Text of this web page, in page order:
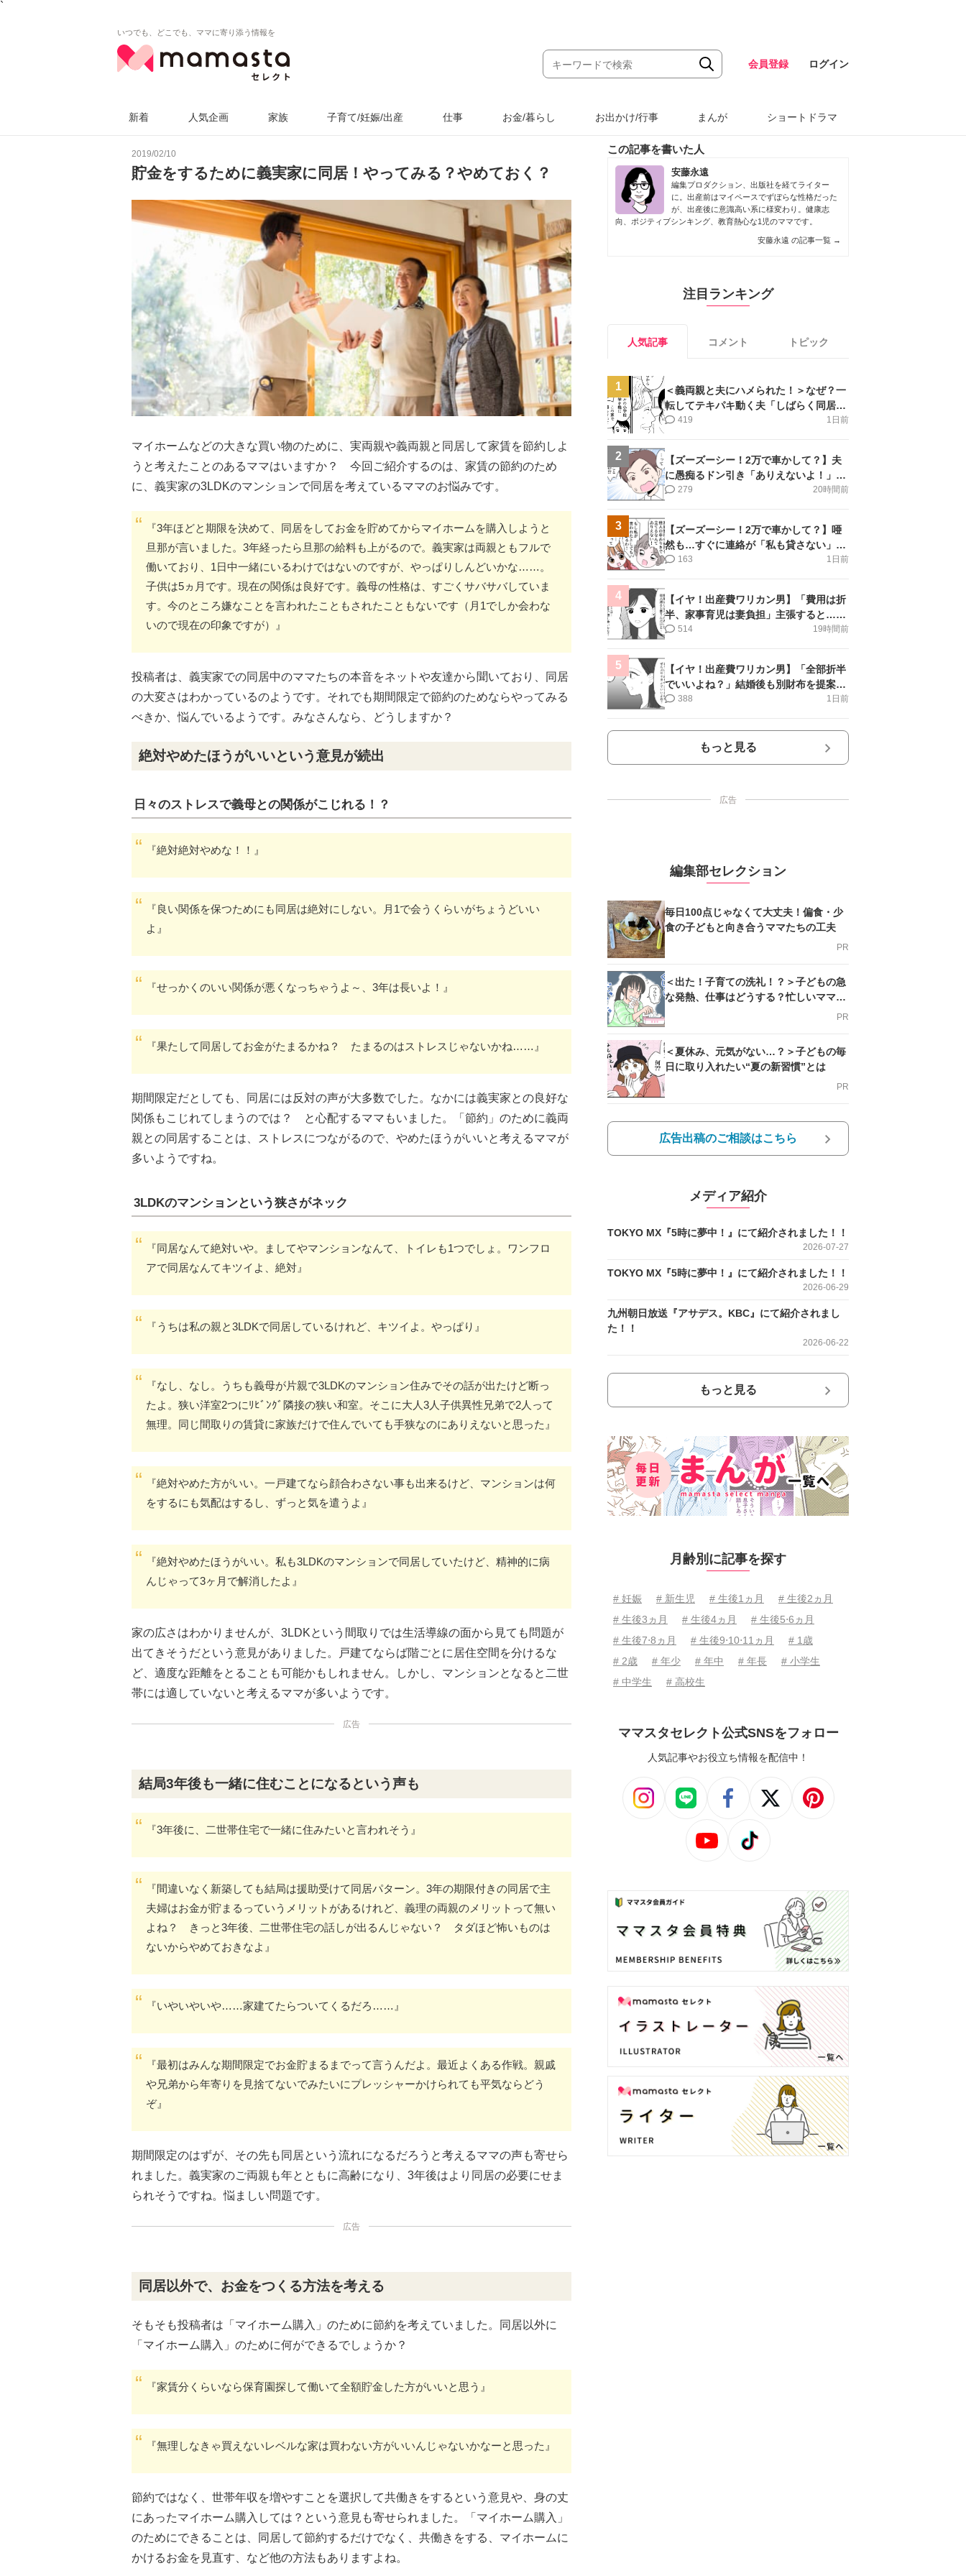
`
いつでも、どこでも、ママに寄り添う情報を
会員登録 ログイン
新着 人気企画 家族 子育て/妊娠/出産 仕事 お金/暮らし お出かけ/行事 まんが ショートドラマ
2019/02/10
貯金をするために義実家に同居！やってみる？やめておく？
マイホームなどの大きな買い物のために、実両親や義両親と同居して家賃を節約しよ
うと考えたことのあるママはいますか？ 今回ご紹介するのは、家賃の節約のため
に、義実家の3LDKのマンションで同居を考えているママのお悩みです。
『3年ほどと期限を決めて、同居をしてお金を貯めてからマイホームを購入しようと
旦那が言いました。3年経ったら旦那の給料も上がるので。義実家は両親ともフルで
働いており、1日中一緒にいるわけではないのですが、やっぱりしんどいかな……。
子供は5ヵ月です。現在の関係は良好です。義母の性格は、すごくサバサバしていま
す。今のところ嫌なことを言われたこともされたこともないです（月1でしか会わな
いので現在の印象ですが）』
投稿者は、義実家での同居中のママたちの本音をネットや友達から聞いており、同居
の大変さはわかっているのようです。それでも期間限定で節約のためならやってみる
べきか、悩んでいるようです。みなさんなら、どうしますか？
絶対やめたほうがいいという意見が続出
日々のストレスで義母との関係がこじれる！？
『絶対絶対やめな！！』
『良い関係を保つためにも同居は絶対にしない。月1で会うくらいがちょうどいい
よ』
『せっかくのいい関係が悪くなっちゃうよ～、3年は長いよ！』
『果たして同居してお金がたまるかね？ たまるのはストレスじゃないかね……』
期間限定だとしても、同居には反対の声が大多数でした。なかには義実家との良好な
関係もこじれてしまうのでは？ と心配するママもいました。「節約」のために義両
親との同居することは、ストレスにつながるので、やめたほうがいいと考えるママが
多いようですね。
3LDKのマンションという狭さがネック
『同居なんて絶対いや。ましてやマンションなんて、トイレも1つでしょ。ワンフロ
アで同居なんてキツイよ、絶対』
『うちは私の親と3LDKで同居しているけれど、キツイよ。やっぱり』
『なし、なし。うちも義母が片親で3LDKのマンション住みでその話が出たけど断っ
たよ。狭い洋室2つにﾘﾋﾞﾝｸﾞ隣接の狭い和室。そこに大人3人子供異性兄弟で2人って
無理。同じ間取りの賃貸に家族だけで住んでいても手狭なのにありえないと思った』
『絶対やめた方がいい。一戸建てなら顔合わさない事も出来るけど、マンションは何
をするにも気配はするし、ずっと気を遣うよ』
『絶対やめたほうがいい。私も3LDKのマンションで同居していたけど、精神的に病
んじゃって3ヶ月で解消したよ』
家の広さはわかりませんが、3LDKという間取りでは生活導線の面から見ても問題が
出てきそうだという意見がありました。戸建てならば階ごとに居住空間を分けるな
ど、適度な距離をとることも可能かもしれません。しかし、マンションとなると二世
帯には適していないと考えるママが多いようです。
広告
結局3年後も一緒に住むことになるという声も
『3年後に、二世帯住宅で一緒に住みたいと言われそう』
『間違いなく新築しても結局は援助受けて同居パターン。3年の期限付きの同居で主
夫婦はお金が貯まるっていうメリットがあるけれど、義理の両親のメリットって無い
よね？ きっと3年後、二世帯住宅の話しが出るんじゃない？ タダほど怖いものは
ないからやめておきなよ』
『いやいやいや……家建てたらついてくるだろ……』
『最初はみんな期間限定でお金貯まるまでって言うんだよ。最近よくある作戦。親戚
や兄弟から年寄りを見捨てないでみたいにプレッシャーかけられても平気ならどう
ぞ』
期間限定のはずが、その先も同居という流れになるだろうと考えるママの声も寄せら
れました。義実家のご両親も年とともに高齢になり、3年後はより同居の必要にせま
られそうですね。悩ましい問題です。
広告
同居以外で、お金をつくる方法を考える
そもそも投稿者は「マイホーム購入」のために節約を考えていました。同居以外に
「マイホーム購入」のために何ができるでしょうか？
『家賃分くらいなら保育園探して働いて全額貯金した方がいいと思う』
『無理しなきゃ買えないレベルな家は買わない方がいいんじゃないかなーと思った』
節約ではなく、世帯年収を増やすことを選択して共働きをするという意見や、身の丈
にあったマイホーム購入しては？という意見も寄せられました。「マイホーム購入」
のためにできることは、同居して節約するだけでなく、共働きをする、マイホームに
かけるお金を見直す、など他の方法もありますよね。
この記事を書いた人
安藤永遠
編集プロダクション、出版社を経てライター
に。出産前はマイペースでずぼらな性格だった
が、出産後に意識高い系に様変わり。健康志
向、ポジティブシンキング、教育熱心な1児のママです。
安藤永遠 の記事一覧 →
注目ランキング
人気記事 コメント トピック
1
＜義両親と夫にハメられた！＞なぜ？一
転してテキパキ動く夫「しばらく同居」
提案され【第4話まんが】
1日前
419
2
【ズーズーシー！2万で車かして？】夫
に愚痴るドン引き「ありえないよ！」＜
第16話＞#4コマ母道場
20時間前
279
3
【ズーズーシー！2万で車かして？】唖
然も…すぐに連絡が「私も貸さない」＜
第15話＞#4コマ母道場
1日前
163
4
【イヤ！出産費ワリカン男】「費用は折
半、家事育児は妻負担」主張すると…＜
第11話＞#4コマ母道場
19時間前
514
5
【イヤ！出産費ワリカン男】「全部折半
でいいよね？」結婚後も別財布を提案＜
第10話＞#4コマ母道場
1日前
388
もっと見る
広告
編集部セレクション
毎日100点じゃなくて大丈夫！偏食・少
食の子どもと向き合うママたちの工夫
PR
＜出た！子育ての洗礼！？＞子どもの急
な発熱、仕事はどうする？忙しいママを
PR
＜夏休み、元気がない…？＞子どもの毎
日に取り入れたい“夏の新習慣”とは
PR
広告出稿のご相談はこちら
メディア紹介
TOKYO MX『5時に夢中！』にて紹介されました！！
2026-07-27
TOKYO MX『5時に夢中！』にて紹介されました！！
2026-06-29
九州朝日放送『アサデス。KBC』にて紹介されまし
た！！
2026-06-22
もっと見る
月齢別に記事を探す
# 妊娠 # 新生児 # 生後1ヵ月
# 生後2ヵ月
# 生後3ヵ月
# 生後4ヵ月
# 生後5⋅6ヵ月
# 生後7⋅8ヵ月
# 生後9⋅10⋅11ヵ月
# 1歳
# 2歳
# 年少 # 年中 # 年長
# 小学生
# 中学生
# 高校生
ママスタセレクト公式SNSをフォロー
人気記事やお役立ち情報を配信中！